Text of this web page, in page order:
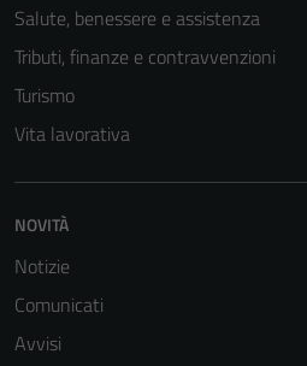
Salute, benessere e assistenza
Tributi, finanze e contravvenzioni
Turismo
Vita lavorativa
NOVITÀ
Notizie
Comunicati
Avvisi